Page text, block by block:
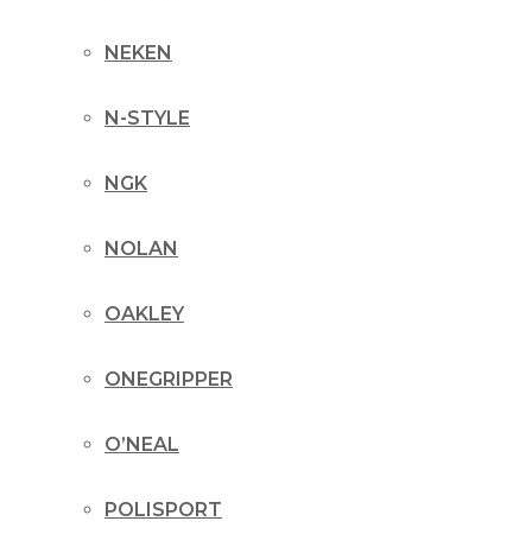
NEKEN
N-STYLE
NGK
NOLAN
OAKLEY
ONEGRIPPER
O’NEAL
POLISPORT